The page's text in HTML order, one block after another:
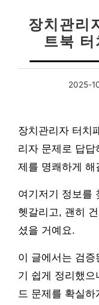
장치관리
트북
2025-
장치관리자 터치
리자 문제로 답
제를 명쾌하게 해
여기저기 정보를
헷갈리고, 괜히
셨을 거예요.
이 글에서는 검
기 쉽게 정리했으
드 문제를 확실